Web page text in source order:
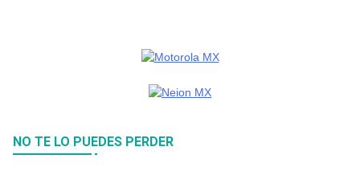
NO TE LO PUEDES PERDER